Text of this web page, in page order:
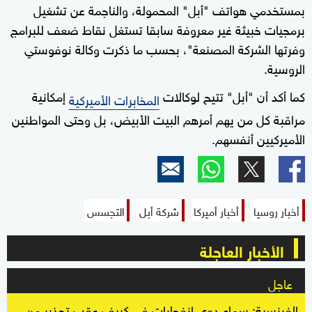
بمستخدمي هواتف "أبل" المحمولة، والناجمة عن تشغيل
برمجيات خبيثة غير معروفة سابقا تستغل نقاط ضعف للبرامج
وفرتها الشركة المصنعة"، بحسب ما ذكرت وكالة نوفوستي
الروسية.
كما أكد أن "أبل" تتيح لوكالاتالمخابرات الأميركيةإمكانية
مراقبة كل من يهم أمرهم البيت الأبيض، بل وحتى المواطنين
الأميركيين أنفسهم.
أخبار روسيا أخبار أميركا شركة أبل التجسس
الأخبار العاجلة
عاجل